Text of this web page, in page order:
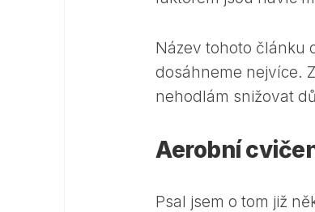
Název tohoto článku
dosáhneme nejvíce.
nehodlám snižovat
Aerobní
Psal jsem o tom již